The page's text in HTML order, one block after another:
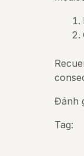
Đánh
Tag: